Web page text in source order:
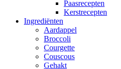
Paasrecepten
Kerstrecepten
Ingrediënten
Aardappel
Broccoli
Courgette
Couscous
Gehakt